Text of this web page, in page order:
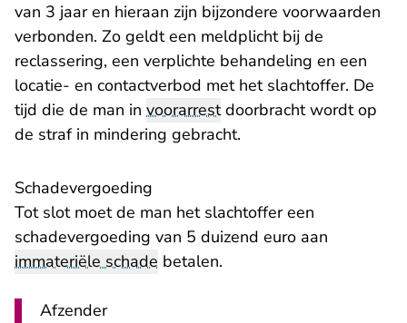
van 3 jaar en hieraan zijn bijzondere voorwaarden
verbonden. Zo geldt een meldplicht bij de
reclassering, een verplichte behandeling en een
locatie- en contactverbod met het slachtoffer. De
tijd die de man in voorarrestdoorbracht wordt op
de straf in mindering gebracht.
Schadevergoeding
Tot slot moet de man het slachtoffer een
schadevergoeding van 5 duizend euro aan
immateriële schade betalen.
Afzender